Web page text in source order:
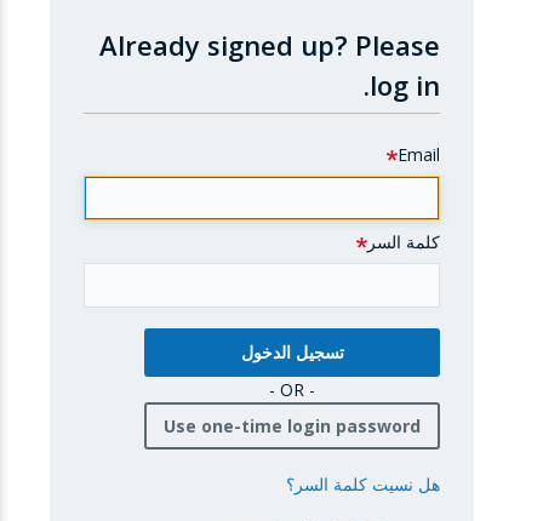
Already signed up? Please
log in.
Email
كلمة السر
- OR -
Use one-time login password
هل نسيت كلمة السر؟